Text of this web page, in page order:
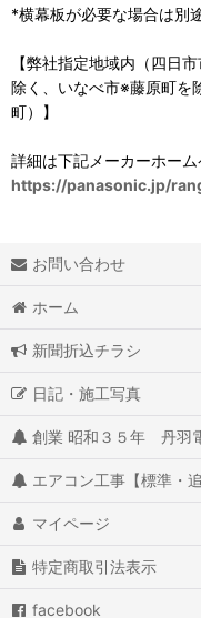
*横幕板が必要な場合は別
【弊社指定地域内（四日
除く、いなべ市※藤原町を
町）】
詳細は下記メーカーホーム
https://panasonic.jp/
お問い合わせ
ホーム
新聞折込チラシ
日記・施工写真
創業 昭和３５年 丹羽
エアコン工事【標準・追
マイページ
特定商取引法表示
facebook